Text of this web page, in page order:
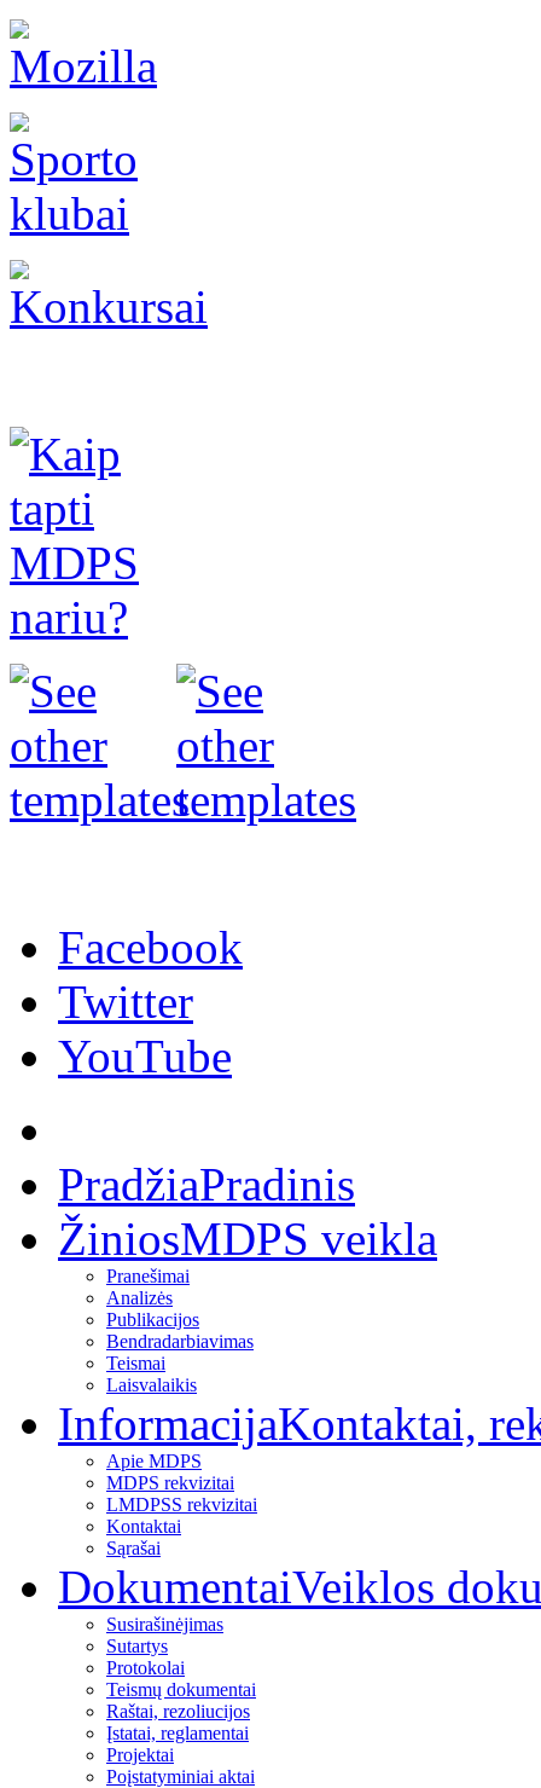
Facebook
Twitter
YouTube
PradžiaPradinis
ŽiniosMDPS veikla
Pranešimai
Analizės
Publikacijos
Bendradarbiavimas
Teismai
Laisvalaikis
InformacijaKontaktai,
Apie MDPS
MDPS rekvizitai
LMDPSS rekvizitai
Kontaktai
Sąrašai
DokumentaiVeiklos
Susirašinėjimas
Sutartys
Protokolai
Teismų dokumentai
Raštai, rezoliucijos
Įstatai, reglamentai
Projektai
Poįstatyminiai aktai